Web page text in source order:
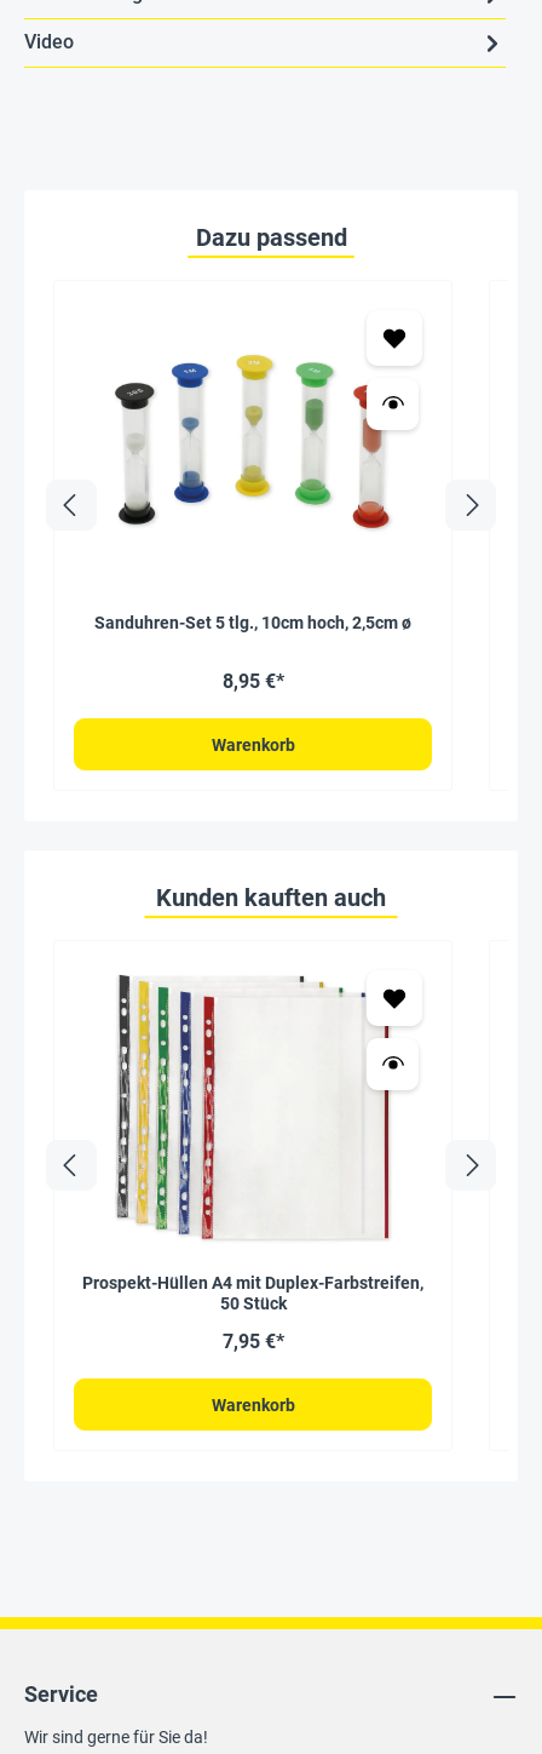
Video
Dazu passend
Sanduhren-Set 5 tlg., 10cm hoch, 2,5cm ø
8,95 €*
Warenkorb
Kunden kauften auch
Prospekt-Hüllen A4 mit Duplex-Farbstreifen,
50 Stück
7,95 €*
Warenkorb
Service
Wir sind gerne für Sie da!